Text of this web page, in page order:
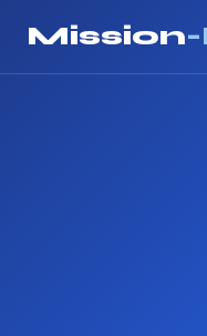
Mission